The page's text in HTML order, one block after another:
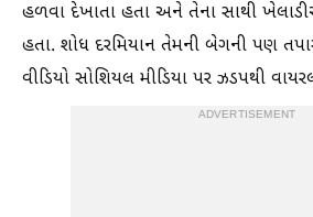
હળવા દેખાતા હતા અને તેના સાથી
હતા. શોધ દરમિયાન તેમની બેગની પણ
વીડિયો સોશિયલ મીડિયા પર ઝડપથી
ADVERTISEMENT